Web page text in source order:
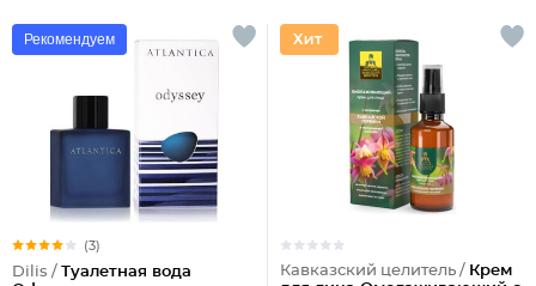
Рекомендуем
(3)
Dilis / Туалетная вода
Кавказский целитель / Крем